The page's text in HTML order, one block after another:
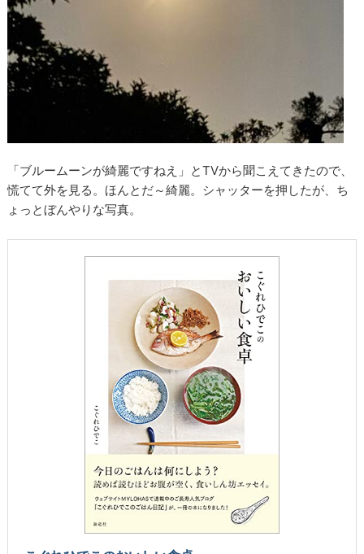
「ブルームーンが綺麗ですねえ」とTVから聞こえてきたので、
慌てて外を見る。ほんとだ～綺麗。シャッターを押したが、ち
ょっとぼんやりな写真。